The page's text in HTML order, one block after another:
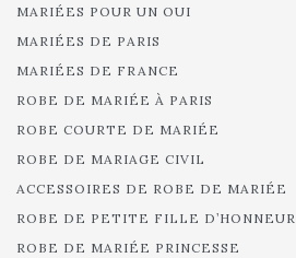
MARIÉES POUR UN OUI
MARIÉES DE PARIS
MARIÉES DE FRANCE
ROBE DE MARIÉE À PARIS
ROBE COURTE DE MARIÉE
ROBE DE MARIAGE CIVIL
ACCESSOIRES DE ROBE DE MARIÉE
ROBE DE PETITE FILLE D’HONNEUR
ROBE DE MARIÉE PRINCESSE